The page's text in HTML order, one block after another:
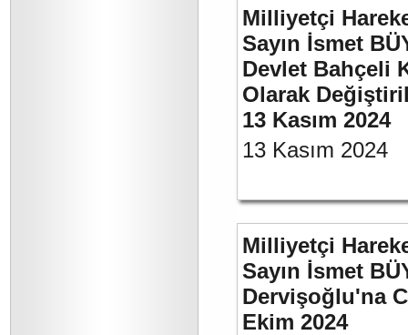
Milliyetçi
Sayın İsmet
Devlet Bahçeli
Olarak
13 Kasım 2024
13 Kasım 2024
Milliyetçi
Sayın İsmet
Dervişoğlu'na
Ekim 2024